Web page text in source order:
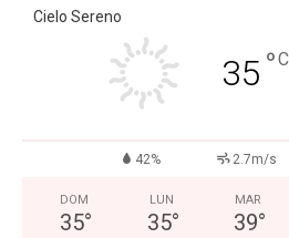
Cielo Sereno
35 °C
42% 2.7m/s
DOM
35°
LUN
35°
MAR
39°